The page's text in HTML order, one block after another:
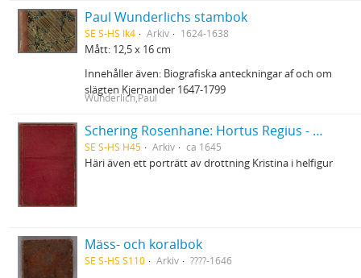
Paul Wunderlichs stambok
SE S-HS Ik4 Arkiv 1624-1638
Mått: 12,5 x 16 cm
Innehåller även: Biografiska anteckningar af och om
slägten Kjernander 1647-1799
Wunderlich,Paul
Schering Rosenhane: Hortus Regius - Drottning Christinas stamträd med emblemata politica
SE S-HS H45 Arkiv ca 1645
Häri även ett porträtt av drottning Kristina i helfigur
Mäss- och koralbok
SE S-HS S110 Arkiv ????-1646